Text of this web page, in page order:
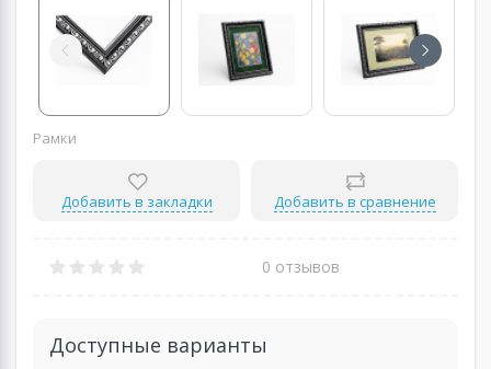
Рамки
Добавить в закладки Добавить в сравнение
0 отзывов
Доступные варианты